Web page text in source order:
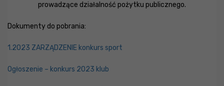
prowadzące działalność pożytku publicznego.
Dokumenty do pobrania:
1.2023 ZARZĄDZENIE konkurs sport
Ogłoszenie – konkurs 2023 klub